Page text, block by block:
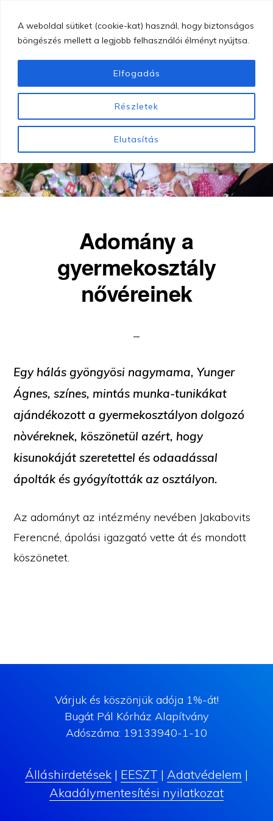
A weboldal sütiket (cookie-kat) használ, hogy biztonságos
böngészés mellett a legjobb felhasználói élményt nyújtsa.
Részletek
Elutasítás
Elfogadás
GYÖNGYÖSI
KÓRHÁZ
Gyöngyösi
Kórház
MENU
Adomány a
gyermekosztály
nővéreinek
Egy hálás gyöngyösi nagymama, Yunger
Ágnes, színes, mintás munka-tunikákat
ajándékozott a gyermekosztályon dolgozó
nòvéreknek, köszönetül azért, hogy
kisunokáját szeretettel és odaadással
ápolták és gyógyították az osztályon.
Az adományt az intézmény nevében Jakabovits
Ferencné, ápolási igazgató vette át és mondott
köszönetet.
Várjuk és köszönjük adója 1%-át!
Bugát Pál Kórház Alapítvány
Adószáma: 19133940-1-10
Álláshirdetések | EESZT | Adatvédelem |
Akadálymentesítési nyilatkozat